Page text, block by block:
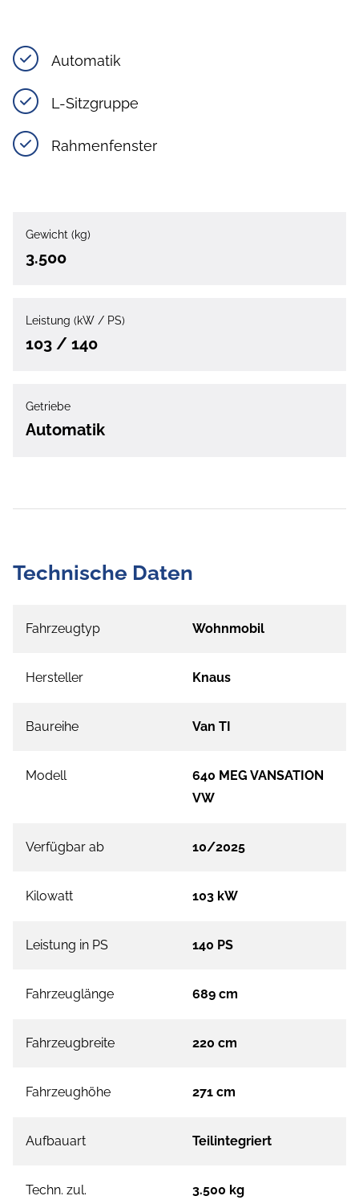
Automatik
L-Sitzgruppe
Rahmenfenster
Gewicht (kg)
3.500
Leistung (kW / PS)
103 / 140
Getriebe
Automatik
Technische Daten
Fahrzeugtyp Wohnmobil
Hersteller Knaus
Baureihe Van TI
Modell
640 MEG VANSATION
VW
Verfügbar ab 10/2025
Kilowatt 103 kW
Leistung in PS 140 PS
Fahrzeuglänge 689 cm
Fahrzeugbreite 220 cm
Fahrzeughöhe 271 cm
Aufbauart Teilintegriert
Techn. zul.
3.500 kg